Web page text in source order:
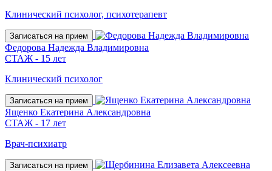
Клинический психолог, психотерапевт
Записаться на прием
Федорова Надежда Владимировна
СТАЖ - 15 лет
Клинический психолог
Записаться на прием
Ященко Екатерина Александровна
СТАЖ - 17 лет
Врач-психиатр
Записаться на прием